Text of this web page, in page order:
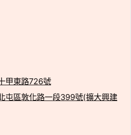
甲東路726號
屯區敦化路一段399號(擴大興建